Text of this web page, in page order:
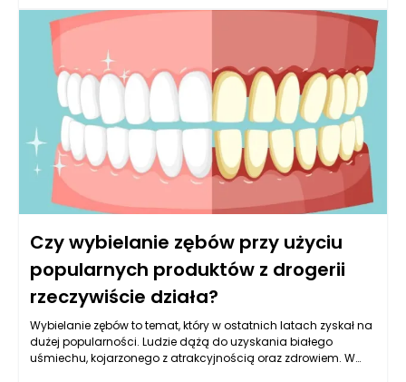
takiego jak dentysta, w wielu sytuacjach okazuje się znacznie
lepszym rozwiązaniem niż samodzielne próby użycia
produktów dostępnych w drogeriach czy internecie.
Czy wybielanie zębów przy użyciu
popularnych produktów z drogerii
rzeczywiście działa?
Wybielanie zębów to temat, który w ostatnich latach zyskał na
dużej popularności. Ludzie dążą do uzyskania białego
uśmiechu, kojarzonego z atrakcyjnością oraz zdrowiem. W